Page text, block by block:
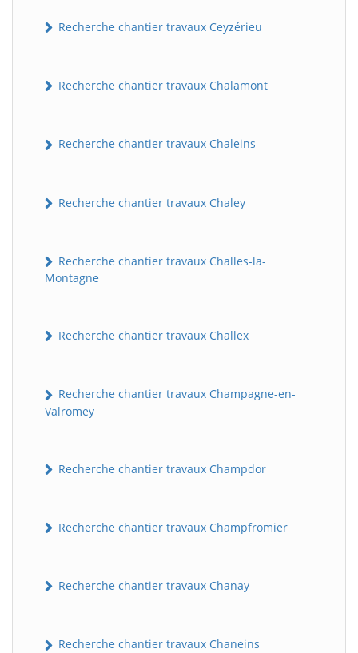
Recherche chantier travaux Ceyzérieu
Recherche chantier travaux Chalamont
Recherche chantier travaux Chaleins
Recherche chantier travaux Chaley
Recherche chantier travaux Challes-la-
Montagne
Recherche chantier travaux Challex
Recherche chantier travaux Champagne-en-
Valromey
Recherche chantier travaux Champdor
Recherche chantier travaux Champfromier
Recherche chantier travaux Chanay
Recherche chantier travaux Chaneins